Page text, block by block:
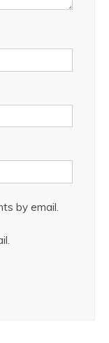
by email.